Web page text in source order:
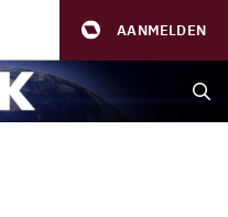
AANMELDEN